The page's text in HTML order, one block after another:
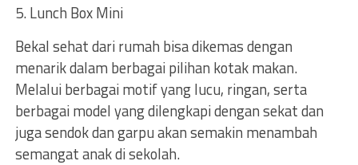
5. Lunch Box Mini
Bekal sehat dari rumah bisa dikemas dengan
menarik dalam berbagai pilihan kotak makan.
Melalui berbagai motif yang lucu, ringan, serta
berbagai model yang dilengkapi dengan sekat dan
juga sendok dan garpu akan semakin menambah
semangat anak di sekolah.